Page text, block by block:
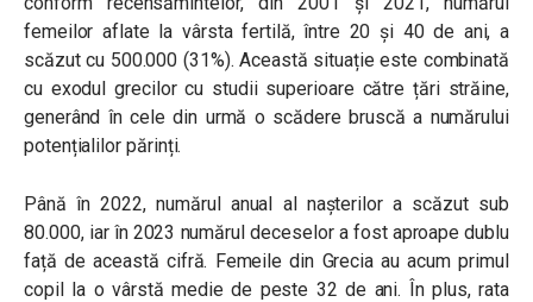
femeilor aflate la vârsta fertilă, între 20 și 40 de ani, a
scăzut cu 500.000 (31%). Această situație este combinată
cu exodul grecilor cu studii superioare către țări străine,
generând în cele din urmă o scădere bruscă a numărului
potențialilor părinți.
Până în 2022, numărul anual al nașterilor a scăzut sub
80.000, iar în 2023 numărul deceselor a fost aproape dublu
față de această cifră. Femeile din Grecia au acum primul
copil la o vârstă medie de peste 32 de ani. În plus, rata